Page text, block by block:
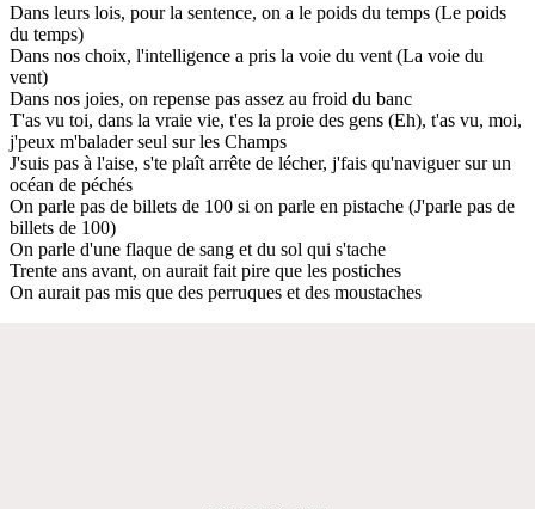
Dans leurs lois, pour la sentence, on a le poids du temps (Le poids
du temps)
Dans nos choix, l'intelligence a pris la voie du vent (La voie du
vent)
Dans nos joies, on repense pas assez au froid du banc
T'as vu toi, dans la vraie vie, t'es la proie des gens (Eh), t'as vu, moi,
j'peux m'balader seul sur les Champs
J'suis pas à l'aise, s'te plaît arrête de lécher, j'fais qu'naviguer sur un
océan de péchés
On parle pas de billets de 100 si on parle en pistache (J'parle pas de
billets de 100)
On parle d'une flaque de sang et du sol qui s'tache
Trente ans avant, on aurait fait pire que les postiches
On aurait pas mis que des perruques et des moustaches